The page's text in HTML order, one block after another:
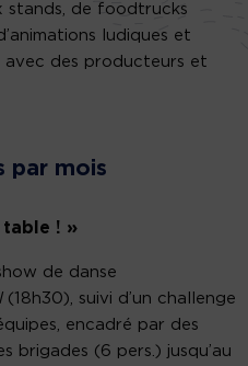
stands, de foodtrucks
ludiques et
des producteurs et
par mois
table ! »
de danse
(18h30), suivi d’un challenge
encadré par des
brigades (6 pers.) jusqu’au